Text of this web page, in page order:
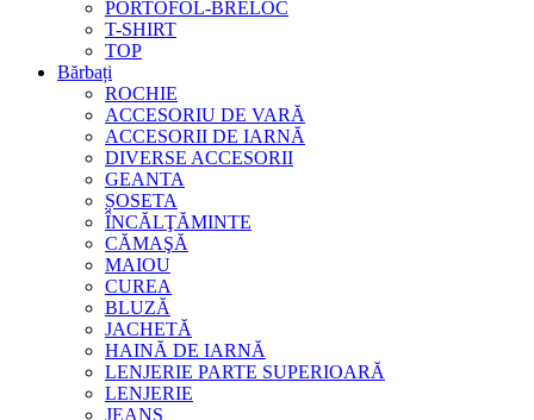
PORTOFOL-BRELOC
T-SHIRT
TOP
Bărbați
ROCHIE
ACCESORIU DE VARĂ
ACCESORII DE IARNĂ
DIVERSE ACCESORII
GEANTA
ȘOSETA
ÎNCĂLŢĂMINTE
CĂMAŞĂ
MAIOU
CUREA
BLUZĂ
JACHETĂ
HAINĂ DE IARNĂ
LENJERIE PARTE SUPERIOARĂ
LENJERIE
JEANS